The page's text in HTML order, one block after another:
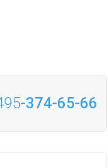
-374-65-66